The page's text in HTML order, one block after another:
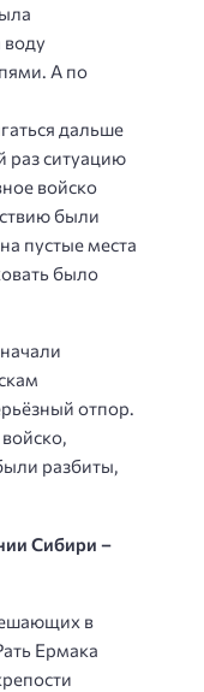
А по
дальше
раз ситуацию
войско
были
пустые места
было
отпор.
разбиты,
Сибири –
в
Ермака